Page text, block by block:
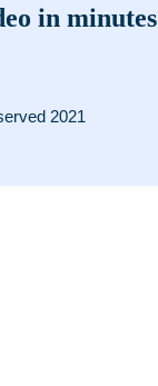
in minutes
2021